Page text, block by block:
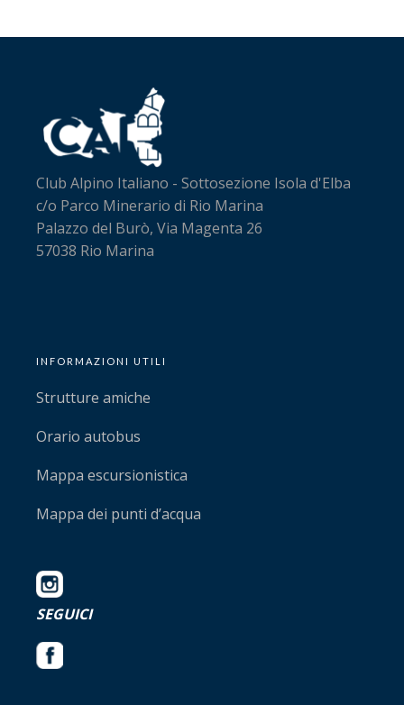
Club Alpino Italiano - Sottosezione Isola d'Elba
c/o Parco Minerario di Rio Marina
Palazzo del Burò, Via Magenta 26
57038 Rio Marina
INFORMAZIONI UTILI
Strutture amiche
Orario autobus
Mappa escursionistica
Mappa dei punti d’acqua
SEGUICI